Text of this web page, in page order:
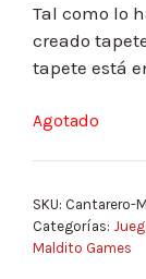
Tal como lo
creado
tapete está
Agotado
SKU: Cantarero-
Categorías:
Maldito Games